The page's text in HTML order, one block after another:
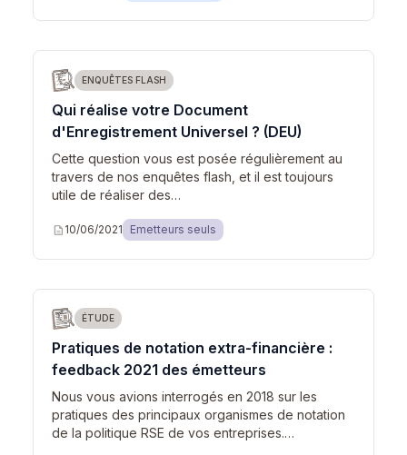
ENQUÊTES FLASH
Qui réalise votre Document
d'Enregistrement Universel ? (DEU)
Cette question vous est posée régulièrement au
travers de nos enquêtes flash, et il est toujours
utile de réaliser des…
description 10/06/2021 Emetteurs seuls
ÉTUDE
Pratiques de notation extra-financière :
feedback 2021 des émetteurs
Nous vous avions interrogés en 2018 sur les
pratiques des principaux organismes de notation
de la politique RSE de vos entreprises.…